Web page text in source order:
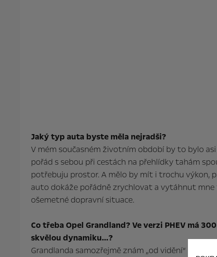
Jaký typ auta byste měla nejradši?
V mém současném životním období by to bylo asi
pořád s sebou při cestách na přehlídky tahám
potřebuju prostor. A mělo by mít i trochu výkon,
auto dokáže pořádně zrychlovat a vytáhnut mne
ošemetné dopravní situace.
Co třeba Opel Grandland? Ve verzi PHEV má
skvělou dynamiku…?
Grandlanda samozřejmě znám „od vidění“ a fakt